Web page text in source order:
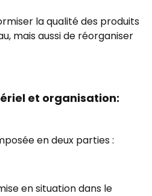
la qualité des produits
mais aussi de réorganiser
et organisation:
en deux parties :
en situation dans le